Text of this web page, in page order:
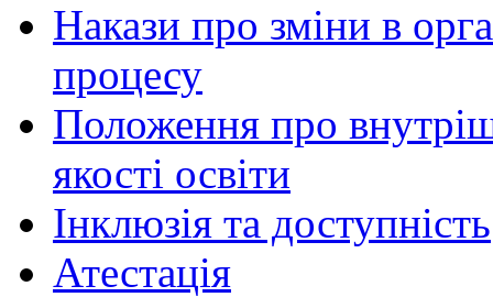
Накази про зміни в
процесу
Положення про
якості освіти
Інклюзія та доступність
Атестація